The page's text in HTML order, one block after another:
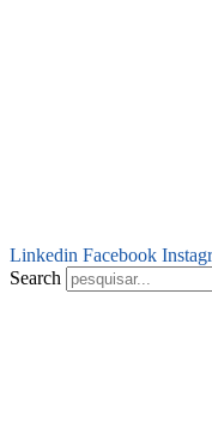
Linkedin Facebook
Search